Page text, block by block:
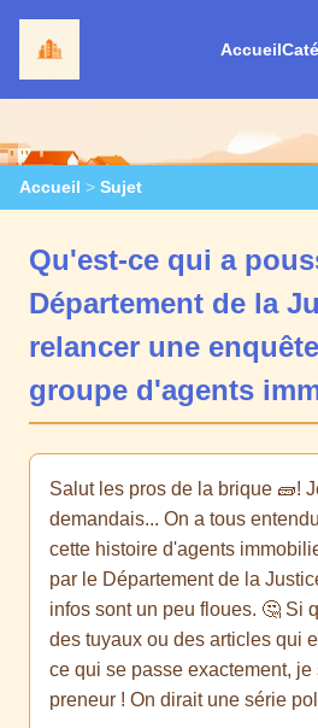
Accueil
Accueil > Sujet
Qu'est-ce qui a
Département de la
relancer une
groupe d'agents
Salut les pros de la brique 🧱!
demandais... On a tous
cette histoire d'agents
par le Département de la
infos sont un peu floues. 🤔 Si
des tuyaux ou des articles qui
ce qui se passe exactement, je
preneur ! On dirait une série